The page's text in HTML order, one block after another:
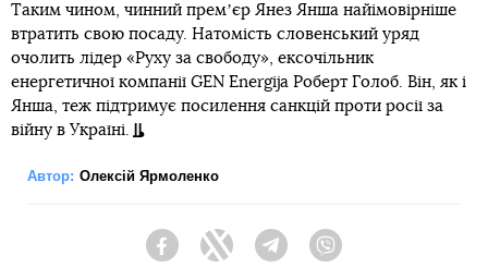
Таким чином, чинний премʼєр Янез Янша найімовірніше
втратить свою посаду. Натомість словенський уряд
очолить лідер «Руху за свободу», ексочільник
енергетичної компанії GEN Energija Роберт Голоб. Він, як і
Янша, теж підтримує посилення санкцій проти росії за
війну в Україні.
Автор: Олексій Ярмоленко
FacebookTwitter Telegram